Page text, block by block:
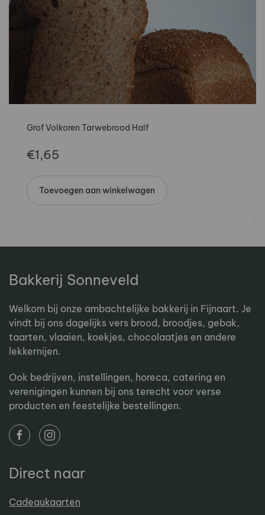
Grof Volkoren Tarwebrood Half
€1,65
Toevoegen aan winkelwagen
Bakkerij Sonneveld
Welkom bij onze ambachtelijke bakkerij in Fijnaart. Je
vindt bij ons dagelijks vers brood, broodjes, gebak,
taarten, vlaaien, koekjes, chocolaatjes en andere
lekkernijen.
Ook bedrijven, instellingen, horeca, catering en
verenigingen kunnen bij ons terecht voor verse
producten en feestelijke bestellingen.
Direct naar
Cadeaukaarten